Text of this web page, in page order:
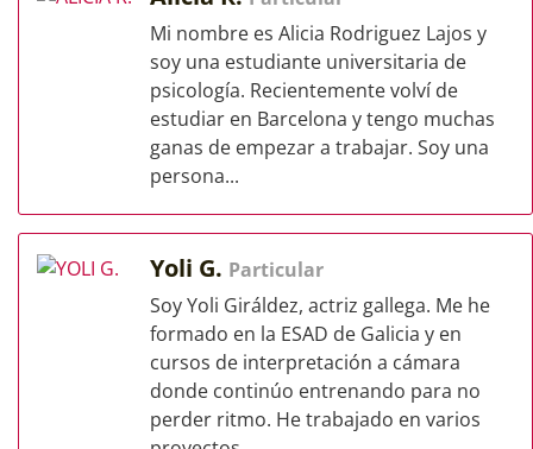
Mi nombre es Alicia Rodriguez Lajos y
soy una estudiante universitaria de
psicología. Recientemente volví de
estudiar en Barcelona y tengo muchas
ganas de empezar a trabajar. Soy una
persona...
Yoli G. Particular
Soy Yoli Giráldez, actriz gallega. Me he
formado en la ESAD de Galicia y en
cursos de interpretación a cámara
donde continúo entrenando para no
perder ritmo. He trabajado en varios